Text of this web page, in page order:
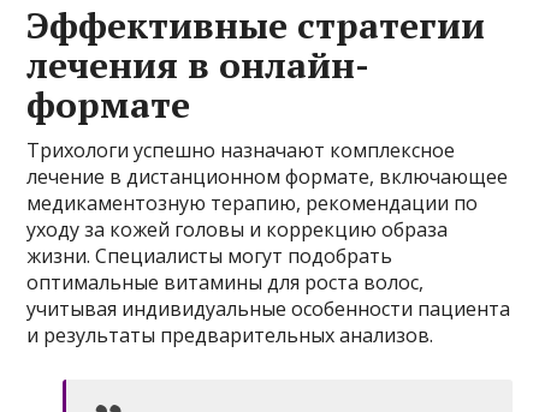
Эффективные стратегии
лечения в онлайн-
формате
Трихологи успешно назначают комплексное
лечение в дистанционном формате, включающее
медикаментозную терапию, рекомендации по
уходу за кожей головы и коррекцию образа
жизни. Специалисты могут подобрать
оптимальные витамины для роста волос,
учитывая индивидуальные особенности пациента
и результаты предварительных анализов.